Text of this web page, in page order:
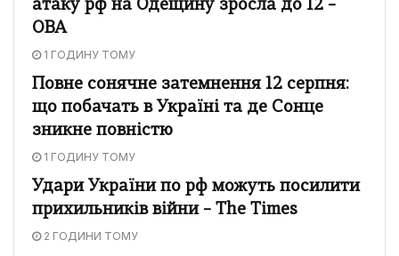
атаку рф на Одещину зросла до 12 –
ОВА
1 ГОДИНУ ТОМУ
Повне сонячне затемнення 12 серпня:
що побачать в Україні та де Сонце
зникне повністю
1 ГОДИНУ ТОМУ
Удари України по рф можуть посилити
прихильників війни – The Times
2 ГОДИНИ ТОМУ